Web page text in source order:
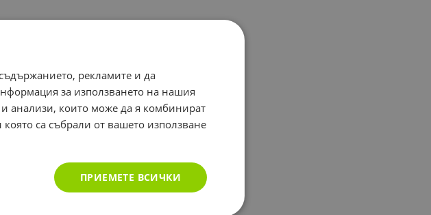
рекламите и да
за използването на нашия
анализи, които може да я комбинират
са събрали от вашето използване
ПРИЕМЕТЕ ВСИЧКИ